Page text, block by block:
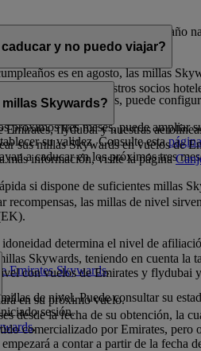
fecha en que se obtienen. En el
es en agosto, las millas
próximos doce meses, puede
próximos tres meses, puede
su validez. Consulte estapágina
y no puedo viajar?
en premios con nuestros socios
flydubai y nuestras
a caducar en los próximos tres
Skywards?
sus millas Skywards en vuelos
más información, visite la página
si dispone de suficientes millas
recompensas, las millas de nivel
determina el nivel de
Emirates Skywards.
de nivel. Puede consultar su
sesión.
Skywards, teniendo en cuenta
con vuelos de Emirates y
en su próximo vuelo.
.
desde la fecha de su obtención,
comercializado por Emirates,
a contar a partir de la fecha